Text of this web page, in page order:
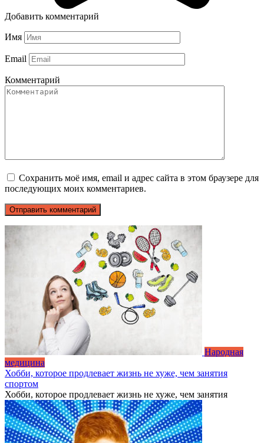
Добавить комментарий
Имя
Email
Комментарий
Сохранить моё имя, email и адрес сайта в этом браузере для
последующих моих комментариев.
Народная
медицина
Хобби, которое продлевает жизнь не хуже, чем занятия
спортом
Хобби, которое продлевает жизнь не хуже, чем занятия